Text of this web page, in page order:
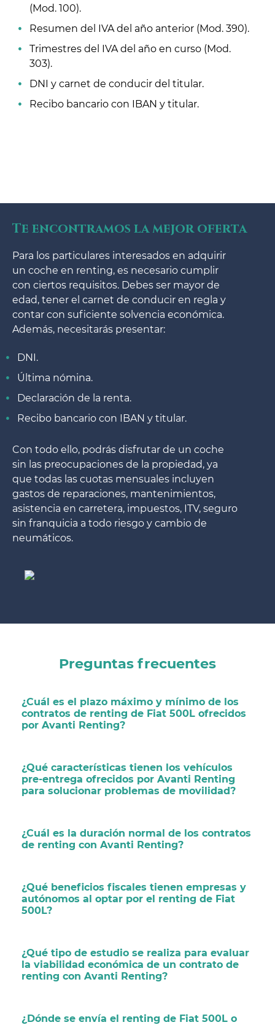
(Mod. 100).
Resumen del IVA del año anterior (Mod. 390).
Trimestres del IVA del año en curso (Mod.
303).
DNI y carnet de conducir del titular.
Recibo bancario con IBAN y titular.
Te encontramos la mejor oferta
Para los particulares interesados en adquirir
un coche en renting, es necesario cumplir
con ciertos requisitos. Debes ser mayor de
edad, tener el carnet de conducir en regla y
contar con suficiente solvencia económica.
Además, necesitarás presentar:
DNI.
Última nómina.
Declaración de la renta.
Recibo bancario con IBAN y titular.
Con todo ello, podrás disfrutar de un coche
sin las preocupaciones de la propiedad, ya
que todas las cuotas mensuales incluyen
gastos de reparaciones, mantenimientos,
asistencia en carretera, impuestos, ITV, seguro
sin franquicia a todo riesgo y cambio de
neumáticos.
Preguntas frecuentes
¿Cuál es el plazo máximo y mínimo de los
contratos de renting de Fiat 500L ofrecidos
por Avanti Renting?
¿Qué características tienen los vehículos
pre-entrega ofrecidos por Avanti Renting
para solucionar problemas de movilidad?
¿Cuál es la duración normal de los contratos
de renting con Avanti Renting?
¿Qué beneficios fiscales tienen empresas y
autónomos al optar por el renting de Fiat
500L?
¿Qué tipo de estudio se realiza para evaluar
la viabilidad económica de un contrato de
renting con Avanti Renting?
¿Dónde se envía el renting de Fiat 500L o